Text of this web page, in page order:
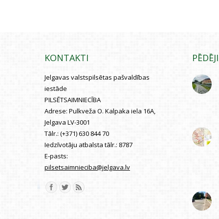
KONTAKTI
Jelgavas valstspilsētas pašvaldības
iestāde
PILSĒTSAIMNIECĪBA
Adrese: Pulkveža O. Kalpaka iela 16A,
Jelgava LV-3001
Tālr.: (+371) 630 844 70
Iedzīvotāju atbalsta tālr.: 8787
E-pasts:
pilsetsaimnieciba@jelgava.lv
Find us on: